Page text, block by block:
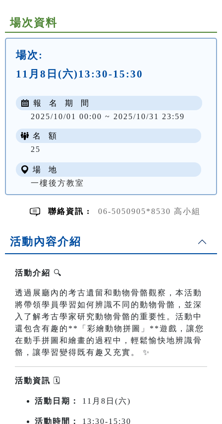
場次資料
場次:
11月8日(六)13:30-15:30
報 名 期 間
2025/10/01 00:00 ~ 2025/10/31 23:59
名 額
25
場 地
一樓後方教室
聯絡資訊 : 06-5050905*8530 高小組
活動內容介紹
活動介紹 🔍
透過展廳內的考古遺留和動物骨骼觀察，本活動
將帶領學員學習如何辨識不同的動物骨骼，並深
入了解考古學家研究動物骨骼的重要性。活動中
還包含有趣的**「彩繪動物拼圖」**遊戲，讓您
在動手拼圖和繪畫的過程中，輕鬆愉快地辨識骨
骼，讓學習變得既有趣又充實。 ✨
活動資訊 🗓️
活動日期： 11月8日(六)
活動時間： 13:30-15:30